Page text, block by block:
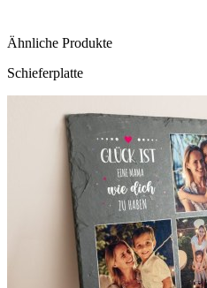
Ähnliche Produkte
Schieferplatte